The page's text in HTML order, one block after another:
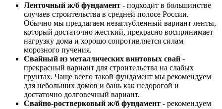
Ленточный ж/б фундамент - подходит в большинстве
случаев строительства в средней полосе России.
Обычно мы предлагаем незаглубленный вариант ленты,
который достаточно жесткий, прекрасно воспринимает
нагрузку дома и хорошо сопротивляется силам
морозного пучения.
Свайный из металлических винтовых свай -
прекрасный вариант для строительства на слабых
грунтах. Чаще всего такой фундамент мы рекомендуем
для небольших домов и бань как недорогой и
достаточно долговечный вариант.
Свайно-ростверковый ж/б фундамент - рекомендуем